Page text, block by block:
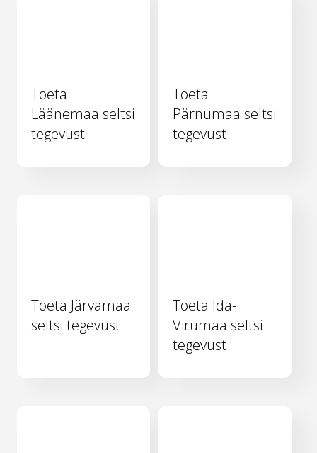
Toeta
Läänemaa seltsi
tegevust
Toeta
Pärnumaa seltsi
tegevust
Toeta Järvamaa
seltsi tegevust
Toeta Ida-
Virumaa seltsi
tegevust